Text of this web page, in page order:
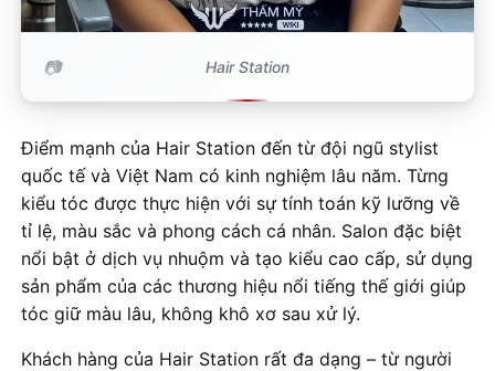
Hair Station
Điểm mạnh của Hair Station đến từ đội ngũ stylist
quốc tế và Việt Nam có kinh nghiệm lâu năm. Từng
kiểu tóc được thực hiện với sự tính toán kỹ lưỡng về
tỉ lệ, màu sắc và phong cách cá nhân. Salon đặc biệt
nổi bật ở dịch vụ nhuộm và tạo kiểu cao cấp, sử dụng
sản phẩm của các thương hiệu nổi tiếng thế giới giúp
tóc giữ màu lâu, không khô xơ sau xử lý.
Khách hàng của Hair Station rất đa dạng – từ người